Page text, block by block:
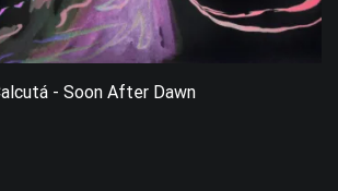
- Soon After Dawn